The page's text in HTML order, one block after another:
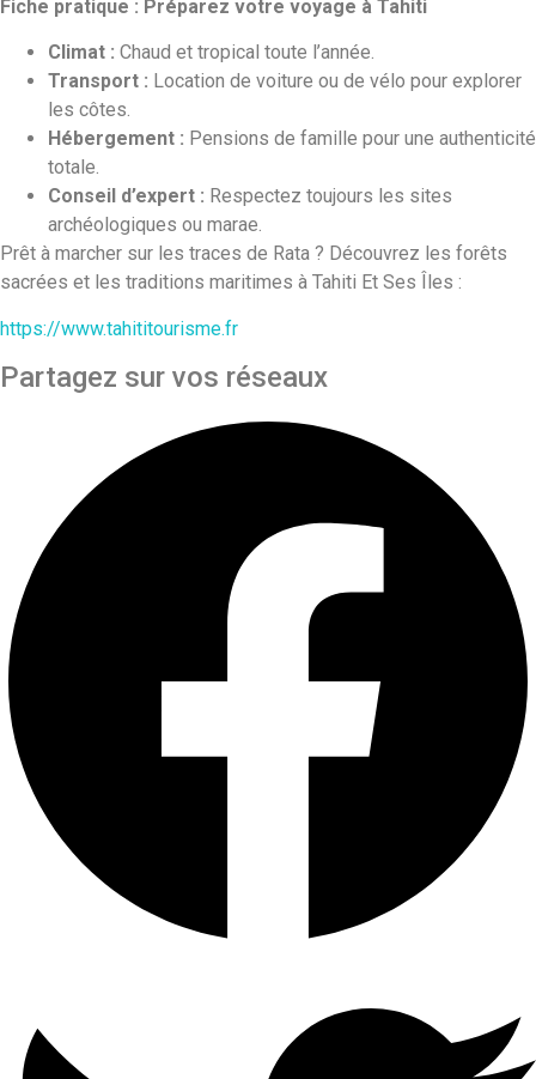
Fiche pratique : Préparez votre voyage à Tahiti
Climat : Chaud et tropical toute l’année.
Transport : Location de voiture ou de vélo pour explorer
les côtes.
Hébergement : Pensions de famille pour une authenticité
totale.
Conseil d’expert : Respectez toujours les sites
archéologiques ou marae.
Prêt à marcher sur les traces de Rata ? Découvrez les forêts
sacrées et les traditions maritimes à Tahiti Et Ses Îles :
https://www.tahititourisme.fr
Partagez sur vos réseaux